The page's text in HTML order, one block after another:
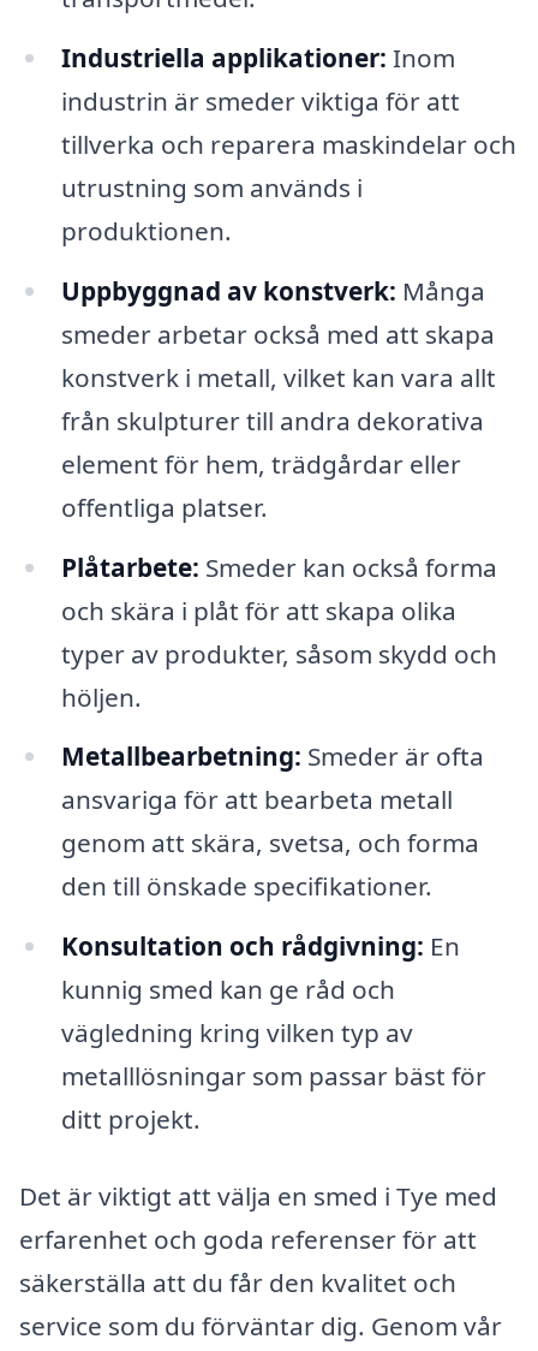
Industriella applikationer: Inom
industrin är smeder viktiga för att
tillverka och reparera maskindelar och
utrustning som används i
produktionen.
Uppbyggnad av konstverk: Många
smeder arbetar också med att skapa
konstverk i metall, vilket kan vara allt
från skulpturer till andra dekorativa
element för hem, trädgårdar eller
offentliga platser.
Plåtarbete: Smeder kan också forma
och skära i plåt för att skapa olika
typer av produkter, såsom skydd och
höljen.
Metallbearbetning: Smeder är ofta
ansvariga för att bearbeta metall
genom att skära, svetsa, och forma
den till önskade specifikationer.
Konsultation och rådgivning: En
kunnig smed kan ge råd och
vägledning kring vilken typ av
metalllösningar som passar bäst för
ditt projekt.
Det är viktigt att välja en smed i Tye med
erfarenhet och goda referenser för att
säkerställa att du får den kvalitet och
service som du förväntar dig. Genom vår